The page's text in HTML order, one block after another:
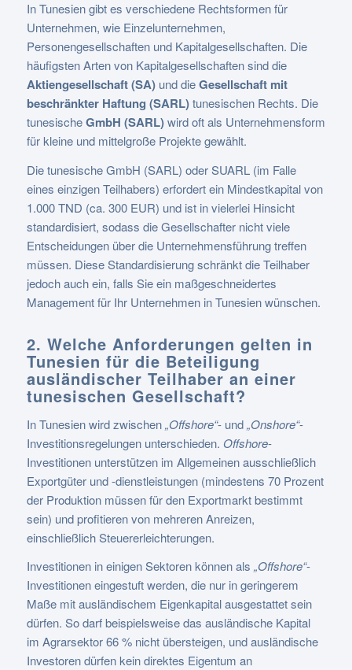
In Tunesien gibt es verschiedene Rechtsformen für
Unternehmen, wie Einzelunternehmen,
Personengesellschaften und Kapitalgesellschaften. Die
häufigsten Arten von Kapitalgesellschaften sind die
Aktiengesellschaft (SA)und dieGesellschaft mit
beschränkter Haftung (SARL)tunesischen Rechts. Die
tunesischeGmbH (SARL)wird oft als Unternehmensform
für kleine und mittelgroße Projekte gewählt.
Die tunesische GmbH (SARL) oder SUARL (im Falle
eines einzigen Teilhabers) erfordert ein Mindestkapital von
1.000 TND (ca. 300 EUR) und ist in vielerlei Hinsicht
standardisiert, sodass die Gesellschafter nicht viele
Entscheidungen über die Unternehmensführung treffen
müssen. Diese Standardisierung schränkt die Teilhaber
jedoch auch ein, falls Sie ein maßgeschneidertes
Management für Ihr Unternehmen in Tunesien wünschen.
2. Welche Anforderungen gelten in
Tunesien für die Beteiligung
ausländischer Teilhaber an einer
tunesischen Gesellschaft?
In Tunesien wird zwischen„Offshore“- und„Onshore“-
Investitionsregelungen unterschieden. Offshore-
Investitionen unterstützen im Allgemeinen ausschließlich
Exportgüter und -dienstleistungen (mindestens 70 Prozent
der Produktion müssen für den Exportmarkt bestimmt
sein) und profitieren von mehreren Anreizen,
einschließlich Steuererleichterungen.
Investitionen in einigen Sektoren können als „Offshore“-
Investitionen eingestuft werden, die nur in geringerem
Maße mit ausländischem Eigenkapital ausgestattet sein
dürfen. So darf beispielsweise das ausländische Kapital
im Agrarsektor 66 % nicht übersteigen, und ausländische
Investoren dürfen kein direktes Eigentum an